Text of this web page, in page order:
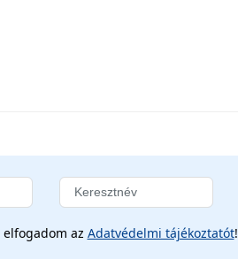
az Adatvédelmi tájékoztatót!